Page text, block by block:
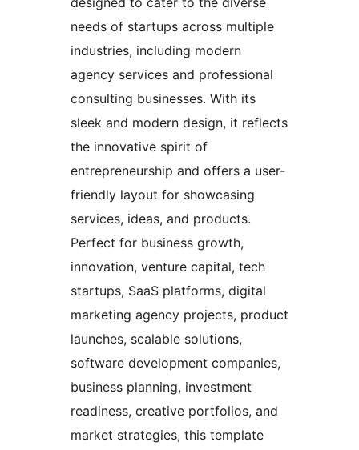
needs of startups across multiple
industries, including modern
agency services and professional
consulting businesses. With its
sleek and modern design, it reflects
the innovative spirit of
entrepreneurship and offers a user-
friendly layout for showcasing
services, ideas, and products.
Perfect for business growth,
innovation, venture capital, tech
startups, SaaS platforms, digital
marketing agency projects, product
launches, scalable solutions,
software development companies,
business planning, investment
readiness, creative portfolios, and
market strategies, this template